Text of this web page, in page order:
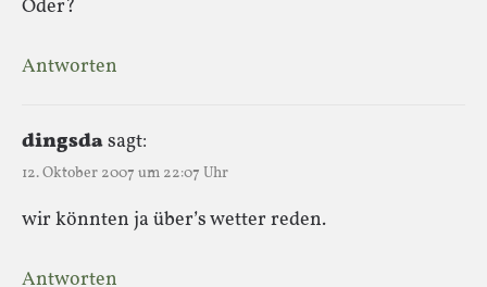
Oder?
Antworten
dingsdasagt:
12. Oktober 2007 um 22:07 Uhr
wir könnten ja über’s wetter reden.
Antworten